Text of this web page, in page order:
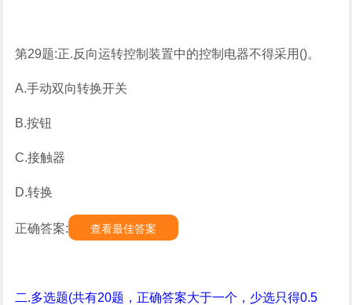
第29题:正.反向运转控制装置中的控制电器不得采用()。
A.手动双向转换开关
B.按钮
C.接触器
D.转换
正确答案: 查看最佳答案
二.多选题(共有20题，正确答案大于一个，少选只得0.5